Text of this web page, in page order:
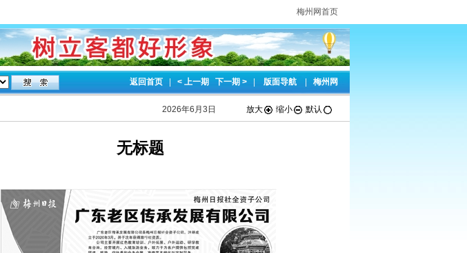
梅州网首页
返回首页 < 上一期 下一期 > 版面导航 梅州网
2026年6月3日 放大 缩小 默认
无标题